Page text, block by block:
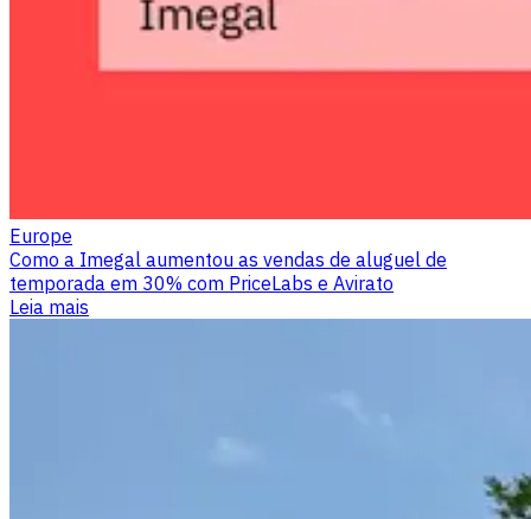
Europe
Como a Imegal aumentou as vendas de aluguel de
temporada em 30% com PriceLabs e Avirato
Leia mais